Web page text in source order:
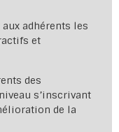
adhérents les
et
des
s’inscrivant
de la